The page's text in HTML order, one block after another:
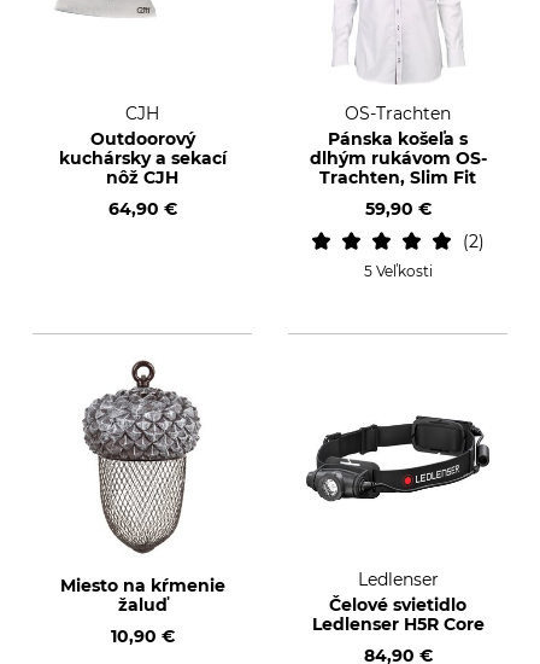
CJH
Outdoorový
kuchársky a sekací
nôž CJH
64,90 €
OS-Trachten
Pánska košeľa s
dlhým rukávom OS-
Trachten, Slim Fit
59,90 €
2
5 Veľkosti
Miesto na kŕmenie
žaluď
10,90 €
Ledlenser
Čelové svietidlo
Ledlenser H5R Core
84,90 €